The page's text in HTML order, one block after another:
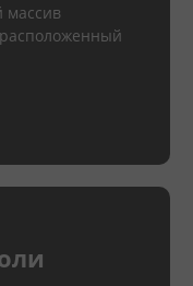
массив